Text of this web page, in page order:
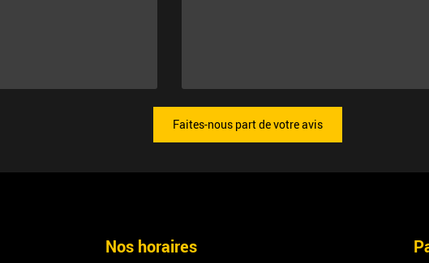
Faites-nous part de votre avis
Nos horaires